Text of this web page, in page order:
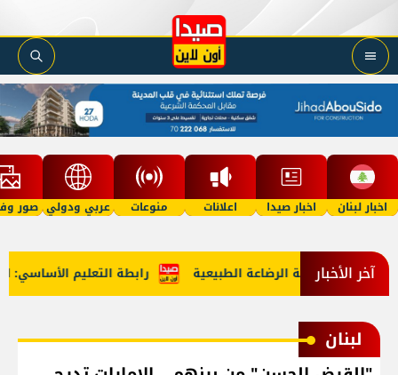
اخبار لبنان اخبار صيدا اعلانات منوعات عربي ودولي صور
آخر الأخبار رابطة التعليم الأساسي: حول أهمية الرضاعة الطبيعية
لبنان